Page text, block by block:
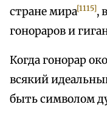
стране мира[1115],
гонораров и
Когда гонорар
всякий
быть символом